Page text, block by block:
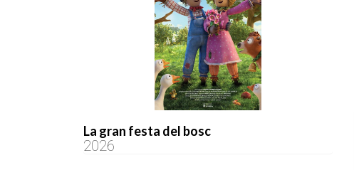
La gran festa del bosc
2026